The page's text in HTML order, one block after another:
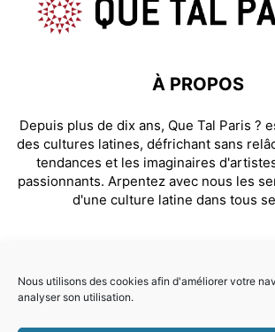
À PROPOS
Depuis plus de dix ans, Que Tal Paris ?
des cultures latines, défrichant sans
tendances et les imaginaires
passionnants. Arpentez avec nous les
d'une culture latine dans tous
Facebook
Nous utilisons des cookies afin d'améliorer votre
analyser son utilisation.